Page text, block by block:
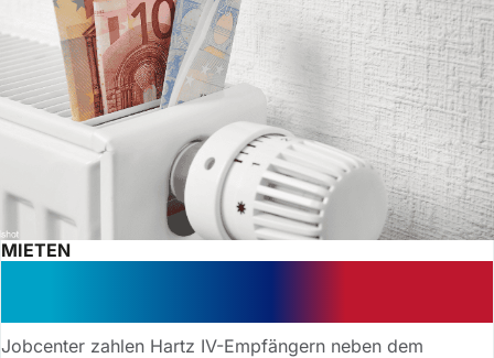
MIETEN
Jobcenter zahlen Hartz IV-Empfängern neben dem